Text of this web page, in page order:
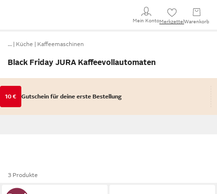
Mein KontoMerkzettel Warenkorb
… Küche Kaffeemaschinen
Black Friday JURA Kaffeevollautomaten
10 € Gutschein für deine erste Bestellung
3 Produkte